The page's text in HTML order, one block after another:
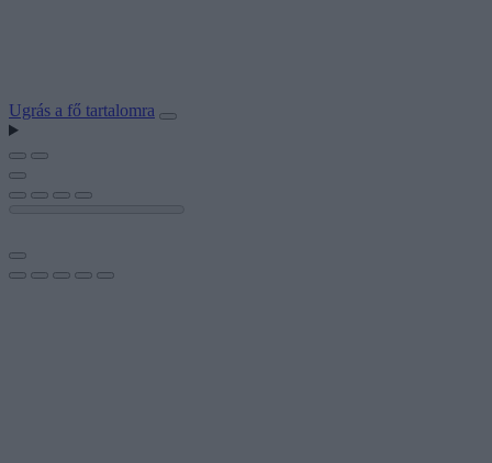
Ugrás a fő tartalomra